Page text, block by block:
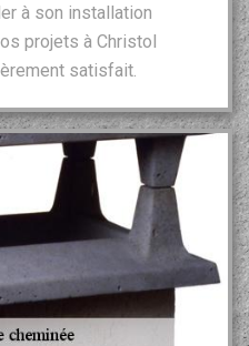
à son installation
projets à Christol
satisfait.